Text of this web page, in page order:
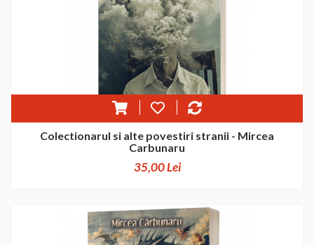
Colectionarul si alte povestiri stranii - Mircea
Carbunaru
35,00 Lei